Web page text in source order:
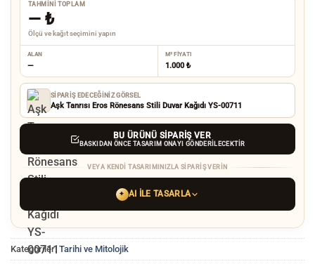
TAHMINI TOPLAM
— ₺
Ölçü ve kağıt seçimini yapın
ALAN
—
M² FIYATI
1.000 ₺
SIPARIŞ EDECEĞINIZ GÖRSEL
Aşk Tanrısı Eros Rönesans Stili Duvar Kağıdı YS-00711
BU ÜRÜNÜ SIPARIŞ VER
BASKIDAN ÖNCE TASARIM ONAYI GÖNDERILECEKTIR
VEYA KENDI TASARIMINIZLA SIPARIŞ VERIN
✦ AI ILE TASARLA
ChatGPT
Kategoriler: Tarihi ve Mitolojik